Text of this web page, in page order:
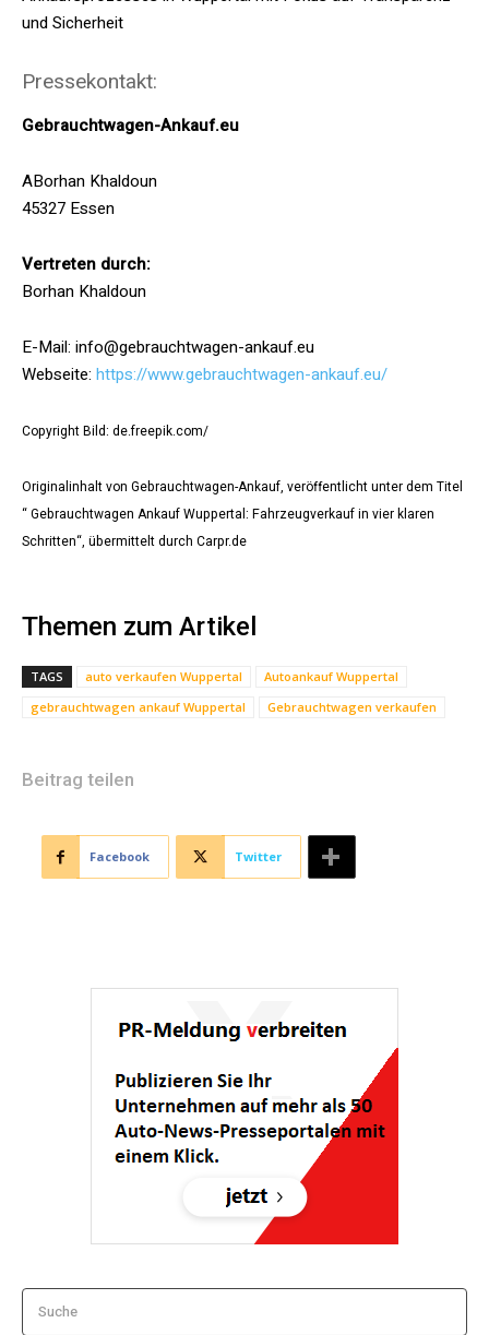
und Sicherheit
Pressekontakt:
Gebrauchtwagen-Ankauf.eu
ABorhan Khaldoun
45327 Essen
Vertreten durch:
Borhan Khaldoun
E-Mail: info@gebrauchtwagen-ankauf.eu
Webseite: https://www.gebrauchtwagen-ankauf.eu/
Copyright Bild: de.freepik.com/
Originalinhalt von Gebrauchtwagen-Ankauf, veröffentlicht unter dem Titel
“ Gebrauchtwagen Ankauf Wuppertal: Fahrzeugverkauf in vier klaren
Schritten“, übermittelt durch Carpr.de
Themen zum Artikel
TAGS auto verkaufen Wuppertal
Autoankauf Wuppertal
gebrauchtwagen ankauf Wuppertal
Gebrauchtwagen verkaufen
Beitrag teilen
Facebook Twitter
Suche